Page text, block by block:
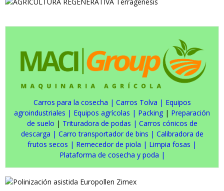
Carros para la cosecha | Carros Tolva | Equipos
agroindustriales | Equipos agrícolas | Packing | Preparación
de suelo | Trituradora de podas | Carros cónicos de
descarga | Carro transportador de bins | Calibradora de
frutos secos | Remecedor de piola | Limpia fosas |
Plataforma de cosecha y poda |